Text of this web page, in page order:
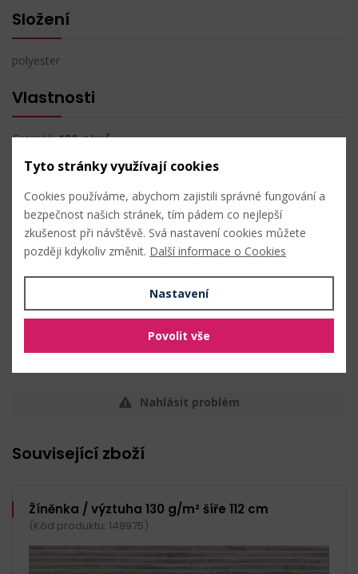
Složení
polyester
Vlastnosti
Gramáž:100 g/m²
Šíře:
Nenažehlovací
Techniky
šití ostatní
Nahlásit problém
Související zboží
Žíněnka / výztuha 130 g/m² šíře 112 cm
(Kód produktu: 148975)
Tyto stránky využívají cookies
Cookies používáme, abychom zajistili správné fungování a
bezpečnost našich stránek, tím pádem co nejlepší
zkušenost při návštěvě. Svá nastavení cookies můžete
později kdykoliv změnit. Další informace o Cookies
Nastavení
Povolit vše